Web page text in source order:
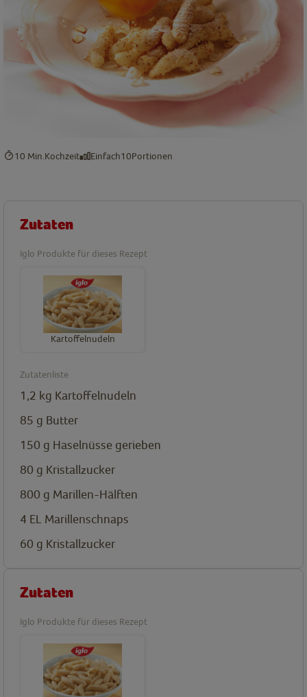
10 Min. Kochzeit Einfach10Portionen
Zutaten
Iglo Produkte für dieses Rezept
Kartoffelnudeln
Zutatenliste
1,2 kg Kartoffelnudeln
85 g Butter
150 g Haselnüsse gerieben
80 g Kristallzucker
800 g Marillen-Hälften
4 EL Marillenschnaps
60 g Kristallzucker
Zutaten
Iglo Produkte für dieses Rezept